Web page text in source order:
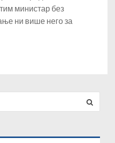
министар без
ни више него за